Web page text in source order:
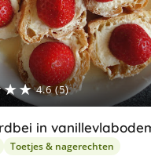
4.6 (5)
in
Toetjes & nagerechten